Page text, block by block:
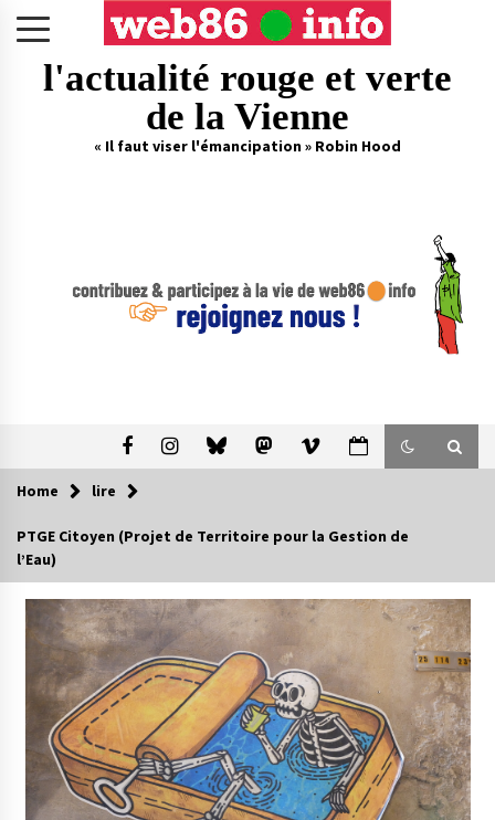
l'actualité rouge et verte
de la Vienne
« Il faut viser l'émancipation » Robin Hood
Home lire
PTGE Citoyen (Projet de Territoire pour la Gestion de
l’Eau)